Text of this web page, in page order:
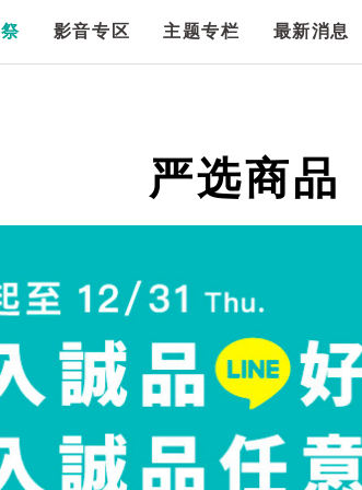
影音专区 主题专栏 最新消息
严选商品